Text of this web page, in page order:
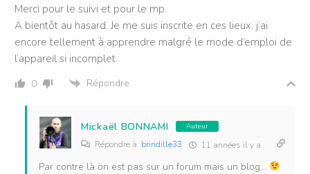
Merci pour le suivi et pour le mp.
A bientôt au hasard. Je me suis inscrite en ces lieux, j’ai
encore tellement à apprendre malgré le mode d’emploi de
l’appareil si incomplet.
0 Répondre
Mickaël BONNAMI Auteur
Répondre à brindille33 11 années il y a
Par contre là on est pas sur un forum mais un blog…